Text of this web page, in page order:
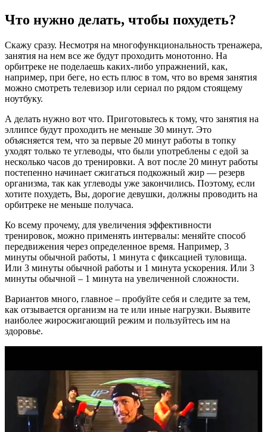
Что нужно делать, чтобы похудеть?
Скажу сразу. Несмотря на многофункциональность тренажера,
занятия на нем все же будут проходить монотонно. На
орбитреке не поделаешь каких-либо упражнений, как,
например, при беге, но есть плюс в том, что во время занятия
можно смотреть телевизор или сериал по рядом стоящему
ноутбуку.
А делать нужно вот что. Приготовьтесь к тому, что занятия на
эллипсе будут проходить не меньше 30 минут. Это
объясняется тем, что за первые 20 минут работы в топку
уходят только те углеводы, что были употреблены с едой за
несколько часов до тренировки. А вот после 20 минут работы
постепенно начинает сжигаться подкожный жир — резерв
организма, так как углеводы уже закончились. Поэтому, если
хотите похудеть, Вы, дорогие девушки, должны проводить на
орбитреке не меньше получаса.
Ко всему прочему, для увеличения эффективности
тренировок, можно применять интервалы: меняйте способ
передвижения через определенное время. Например, 3
минуты обычной работы, 1 минута с фиксацией туловища.
Или 3 минуты обычной работы и 1 минута ускорения. Или 3
минуты обычной – 1 минута на увеличенной сложности.
Вариантов много, главное – пробуйте себя и следите за тем,
как отзывается организм на те или иные нагрузки. Выявите
наиболее жиросжигающий режим и пользуйтесь им на
здоровье.